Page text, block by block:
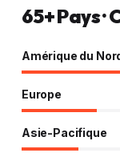
65+ Pays
Amérique du
Europe
Asie-Pacifique